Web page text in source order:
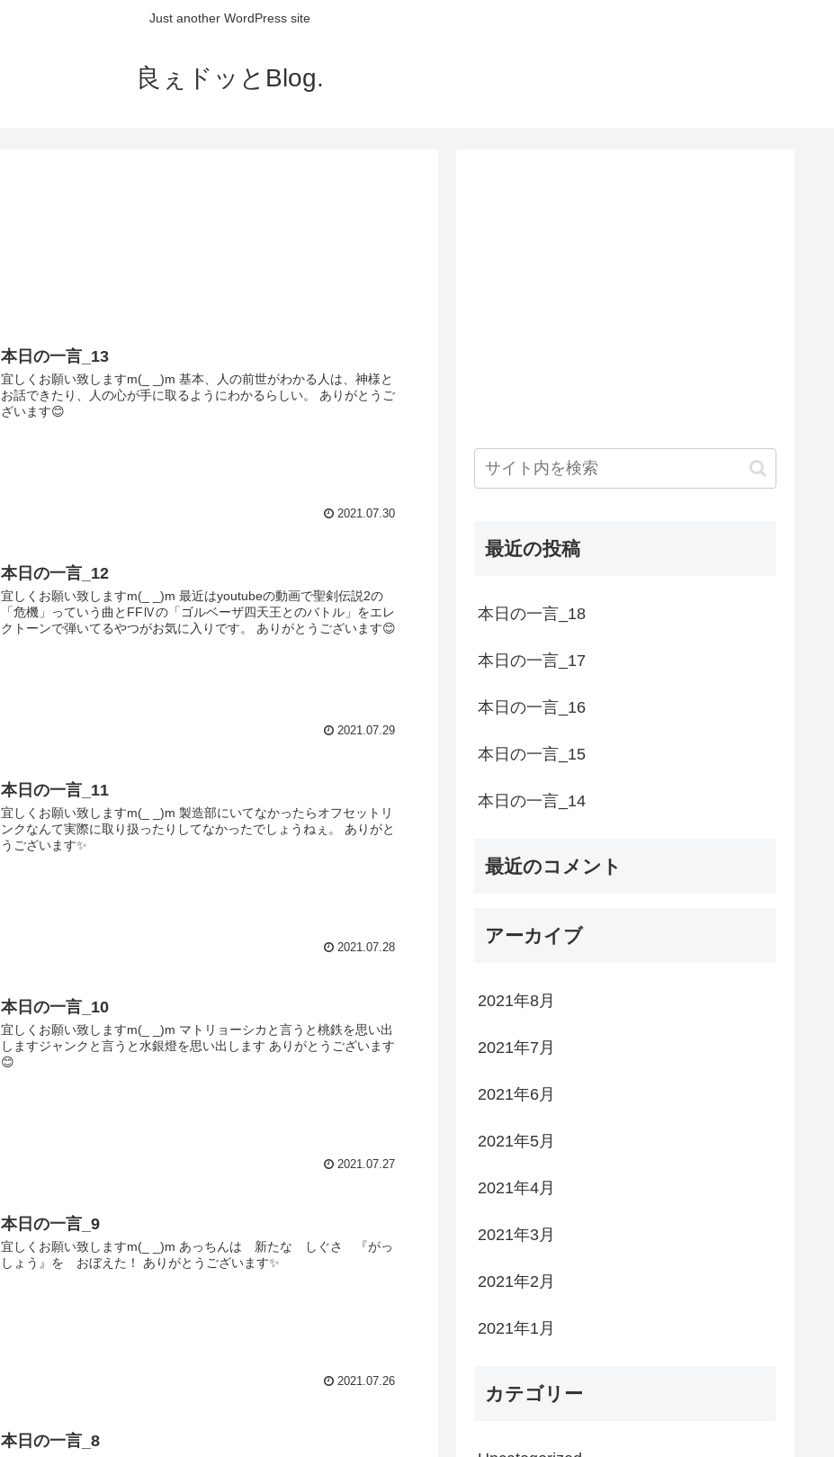
Just another WordPress site
良ぇドッとBlog.
本日の一言_13
宜しくお願い致しますm(_ _)m 基本、人の前世がわかる人は、神様と
お話できたり、人の心が手に取るようにわかるらしい。 ありがとうご
ざいます😊
2021.07.30
本日の一言_12
宜しくお願い致しますm(_ _)m 最近はyoutubeの動画で聖剣伝説2の
「危機」っていう曲とFFⅣの「ゴルベーザ四天王とのバトル」をエレ
クトーンで弾いてるやつがお気に入りです。 ありがとうございます😊
2021.07.29
本日の一言_11
宜しくお願い致しますm(_ _)m 製造部にいてなかったらオフセットリ
ンクなんて実際に取り扱ったりしてなかったでしょうねぇ。 ありがと
うございます✨
2021.07.28
本日の一言_10
宜しくお願い致しますm(_ _)m マトリョーシカと言うと桃鉄を思い出
しますジャンクと言うと水銀燈を思い出します ありがとうございます
😊
2021.07.27
本日の一言_9
宜しくお願い致しますm(_ _)m あっちんは 新たな しぐさ 『がっ
しょう』を おぼえた！ ありがとうございます✨
2021.07.26
本日の一言_8
最近の投稿
本日の一言_18
本日の一言_17
本日の一言_16
本日の一言_15
本日の一言_14
最近のコメント
アーカイブ
2021年8月
2021年7月
2021年6月
2021年5月
2021年4月
2021年3月
2021年2月
2021年1月
カテゴリー